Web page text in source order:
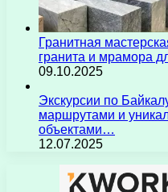
Гранитная
гранита и мрамора
09.10.2025
Экскурсии по
маршрутами и
объектами…
12.07.2025